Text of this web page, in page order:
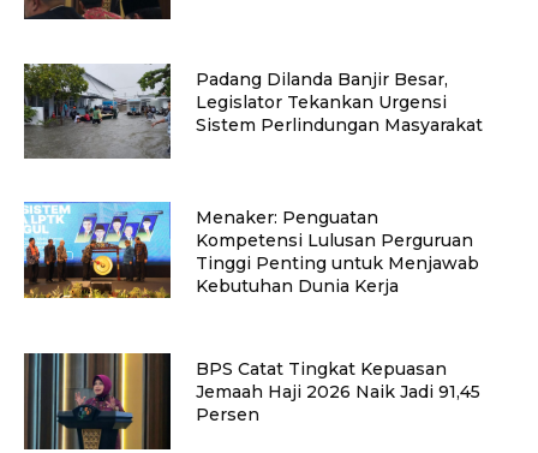
Padang Dilanda Banjir Besar,
Legislator Tekankan Urgensi
Sistem Perlindungan Masyarakat
Menaker: Penguatan
Kompetensi Lulusan Perguruan
Tinggi Penting untuk Menjawab
Kebutuhan Dunia Kerja
BPS Catat Tingkat Kepuasan
Jemaah Haji 2026 Naik Jadi 91,45
Persen